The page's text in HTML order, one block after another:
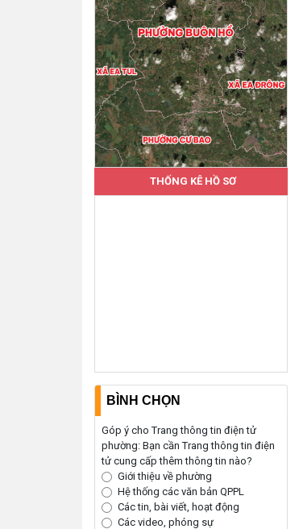
THỐNG KÊ HỒ SƠ
BÌNH CHỌN
Góp ý cho Trang thông tin điện tử
phường: Bạn cần Trang thông tin điện
tử cung cấp thêm thông tin nào?
Giới thiệu về phường
Hệ thống các văn bản QPPL
Các tin, bài viết, hoạt động
Các video, phóng sự